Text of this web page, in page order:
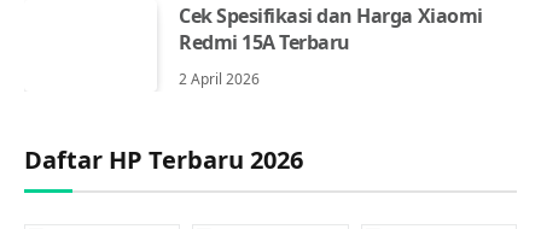
Cek Spesifikasi dan Harga Xiaomi
Redmi 15A Terbaru
2 April 2026
Daftar HP Terbaru 2026